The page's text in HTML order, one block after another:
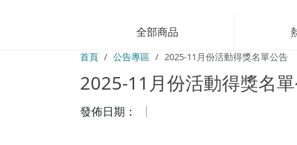
全部商品
首頁 公告專區 2025-11月份活動得獎名單公告
2025-11月份活動得獎名
發佈日期：